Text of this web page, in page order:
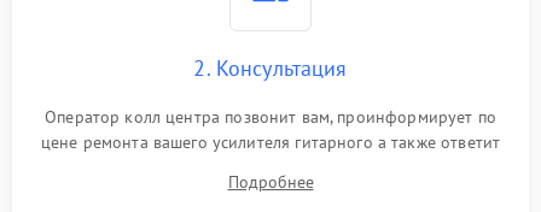
2. Консультация
Оператор колл центра позвонит вам, проинформирует по
цене ремонта вашего усилителя гитарного а также ответит
Подробнее